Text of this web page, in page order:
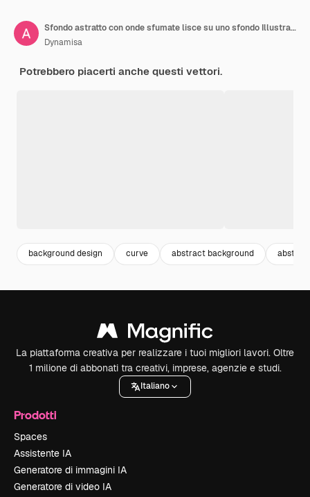
Sfondo astratto con onde sfumate lisce su uno sfondo Illustrazione vettoriale blu scuro
Dynamisa
Potrebbero piacerti anche questi vettori.
background design curve abstract background
La piattaforma creativa per realizzare i tuoi migliori lavori. Oltre
1 milione di abbonati tra creativi, imprese, agenzie e studi.
Italiano
Prodotti
Spaces
Assistente IA
Generatore di immagini IA
Generatore di video IA